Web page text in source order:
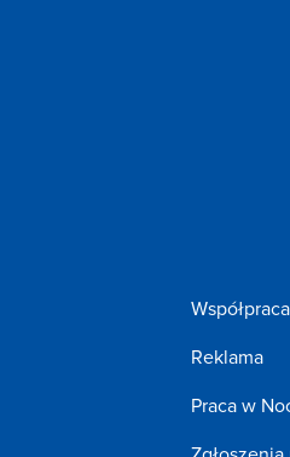
Współpraca
Reklama
Praca w